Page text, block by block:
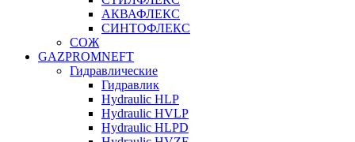
АКВАФЛЕКС
СИНТОФЛЕКС
СОЖ
GAZPROMNEFT
Гидравлические
Гидравлик
Hydraulic HLP
Hydraulic HVLP
Hydraulic HLPD